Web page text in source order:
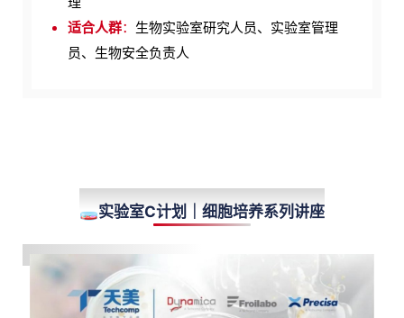
适合人群： 生物实验室研究人员、实验室管理
员、生物安全负责人
LECTURES
🧫实验室C计划｜细胞培养系列讲座